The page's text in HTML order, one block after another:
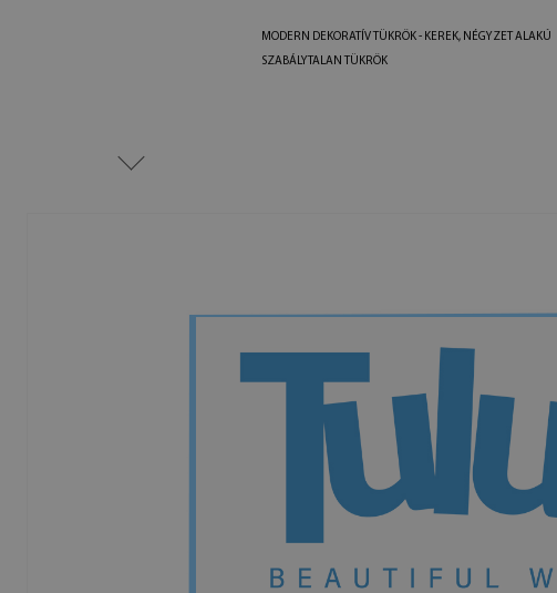
MODERN DEKORATÍV TÜKRÖK - KEREK, NÉGYZET ALAKÚ
SZABÁLYTALAN TÜKRÖK